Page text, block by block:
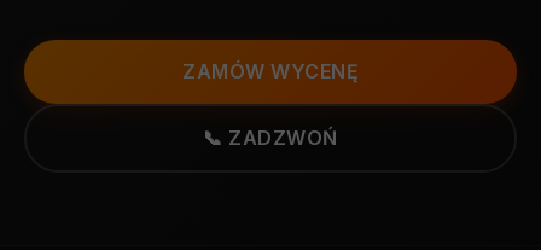
ZAMÓW WYCENĘ
📞 ZADZWOŃ